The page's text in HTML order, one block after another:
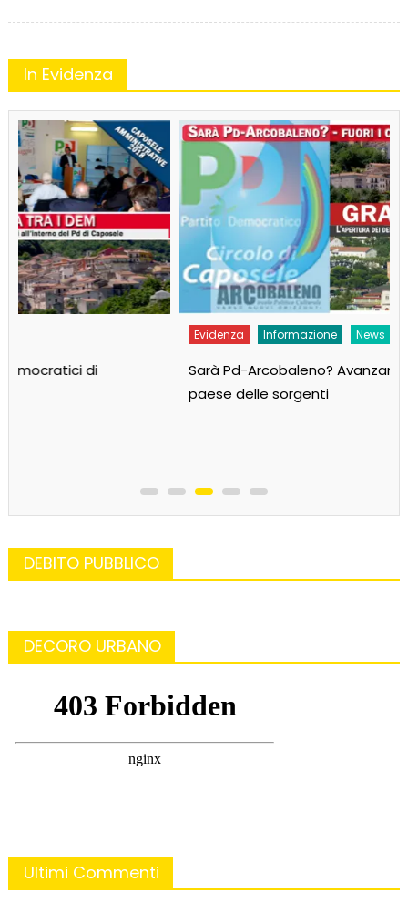
In Evidenza
News
Sarà Pd-Arcobaleno? Avanzano tre liste per il
DEBITO PUBBLICO
DECORO URBANO
Ultimi Commenti